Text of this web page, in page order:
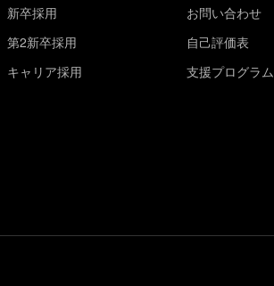
新卒採用
第2新卒採用
キャリア採用
お問い合わせ
自己評価表
支援プログラム